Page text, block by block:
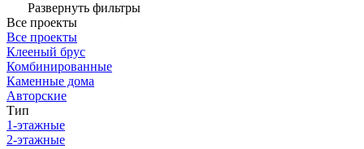
Развернуть фильтры
Все проекты
Все проекты
Клееный брус
Комбинированные
Каменные дома
Авторские
Тип
1-этажные
2-этажные